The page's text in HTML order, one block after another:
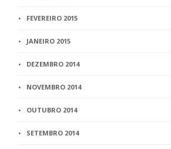
FEVEREIRO 2015
JANEIRO 2015
DEZEMBRO 2014
NOVEMBRO 2014
OUTUBRO 2014
SETEMBRO 2014